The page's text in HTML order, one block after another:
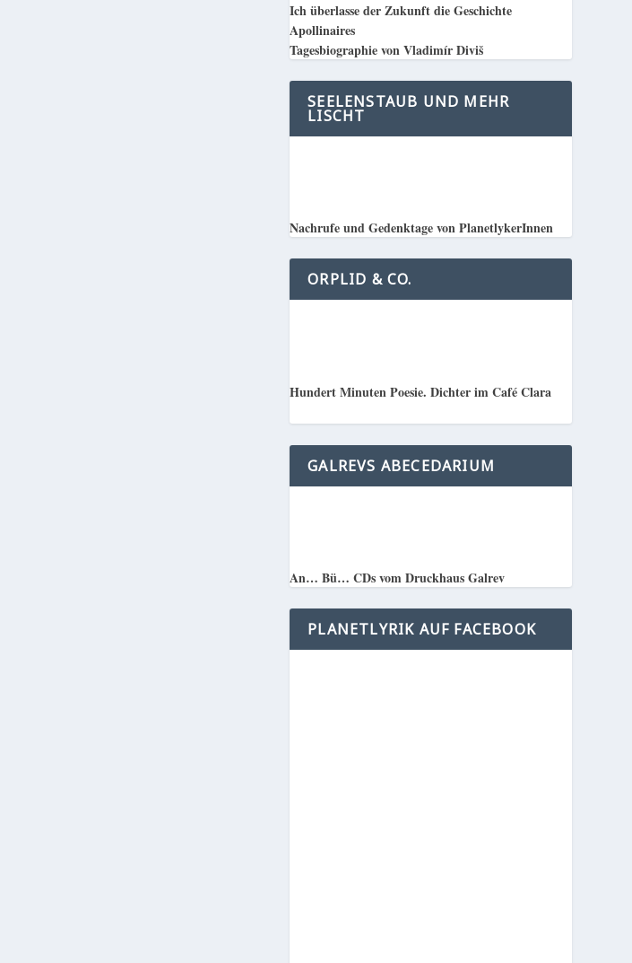
Ich überlasse der Zukunft die Geschichte
Apollinaires
Tagesbiographie von Vladimír Diviš
SEELENSTAUB UND MEHR
LISCHT
Nachrufe und Gedenktage von PlanetlykerInnen
ORPLID & CO.
Hundert Minuten Poesie. Dichter im Café Clara
GALREVS ABECEDARIUM
An… Bü… CDs vom Druckhaus Galrev
PLANETLYRIK AUF FACEBOOK